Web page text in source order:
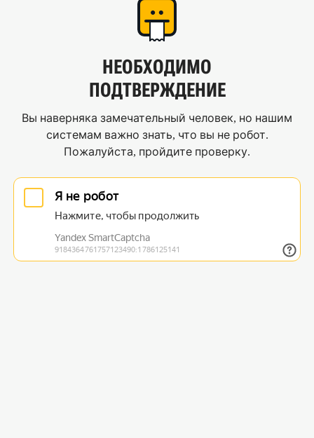
НЕОБХОДИМО
ПОДТВЕРЖДЕНИЕ
Вы наверняка замечательный человек, но нашим
системам важно знать, что вы не робот.
Пожалуйста, пройдите проверку.